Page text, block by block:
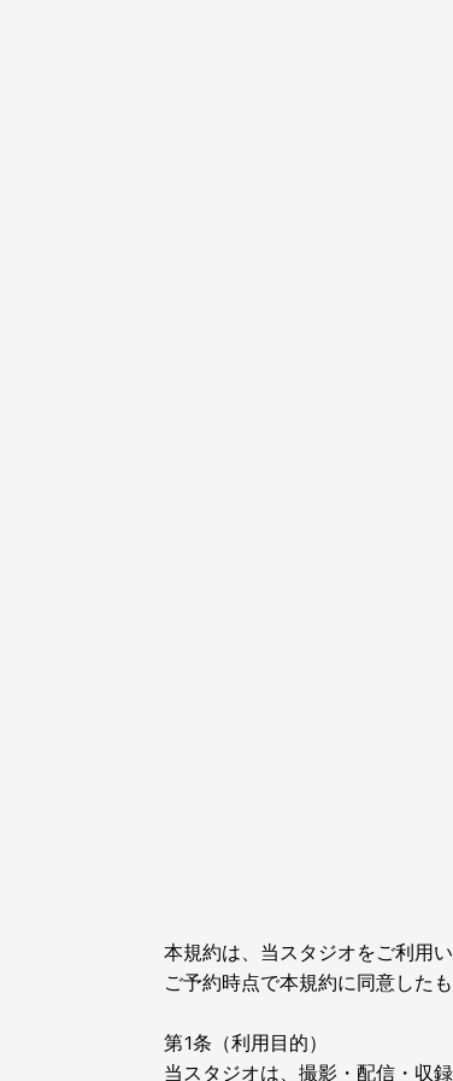
本規約は、当スタジオをご利用
ご予約時点で本規約に同意した
第1条（利用目的）
当スタジオは、撮影・配信・収